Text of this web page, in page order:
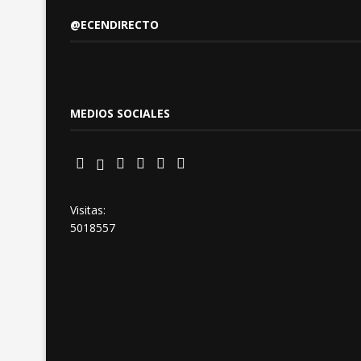
@ECENDIRECTO
MEDIOS SOCIALES
Visitas:
5018557